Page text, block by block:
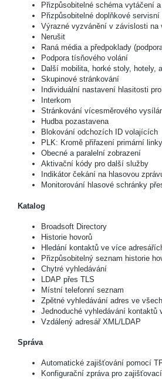
Přizpůsobitelné schéma vytáčení
Přizpůsobitelné doplňkové
Výrazné vyzvánění v závislosti
Nerušit
Raná média a předpoklady
Podpora tísňového volání
Další mobilita, horké stoly, hotely,
Skupinové stránkování
Individuální nastavení hlasitosti
Interkom
Stránkování vícesměrového
Hudba pozastavena
Blokování odchozích ID volajících
PLK: Kromě přiřazení primární
Obecné a paralelní zobrazení
Aktivační kódy pro další služby
Indikátor čekání na hlasovou
Monitorování hlasové schránky
Katalog
Broadsoft Directory
Historie hovorů
Hledání kontaktů ve více
Přizpůsobitelný seznam historie
Chytré vyhledávání
LDAP přes TLS
Místní telefonní seznam
Zpětné vyhledávání adres ve
Jednoduché vyhledávání kontaktů
Vzdálený adresář XML/LDAP
Správa
Automatické zajišťování pomocí
Konfigurační zpráva pro